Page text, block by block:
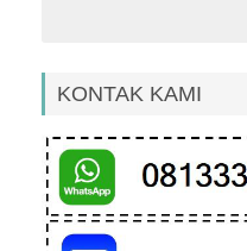
KONTAK KAMI